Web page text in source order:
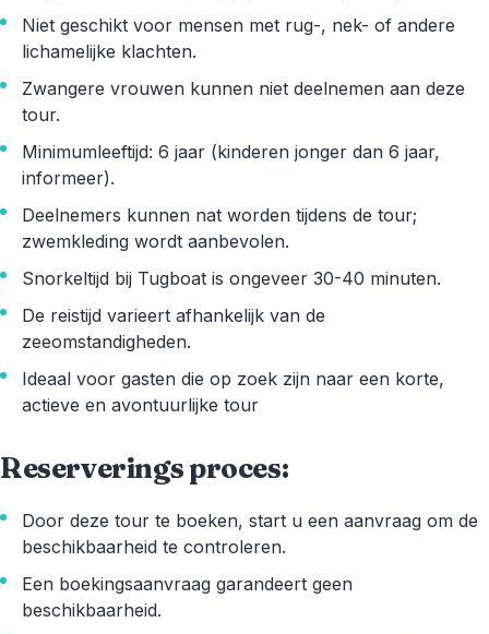
Niet geschikt voor mensen met rug-, nek- of andere
lichamelijke klachten.
Zwangere vrouwen kunnen niet deelnemen aan deze
tour.
Minimumleeftijd: 6 jaar (kinderen jonger dan 6 jaar,
informeer).
Deelnemers kunnen nat worden tijdens de tour;
zwemkleding wordt aanbevolen.
Snorkeltijd bij Tugboat is ongeveer 30-40 minuten.
De reistijd varieert afhankelijk van de
zeeomstandigheden.
Ideaal voor gasten die op zoek zijn naar een korte,
actieve en avontuurlijke tour
Reserverings proces:
Door deze tour te boeken, start u een aanvraag om de
beschikbaarheid te controleren.
Een boekingsaanvraag garandeert geen
beschikbaarheid.